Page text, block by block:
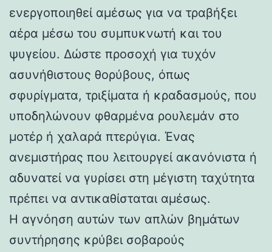
ενεργοποιηθεί αμέσως για να τραβήξει
αέρα μέσω του συμπυκνωτή και του
ψυγείου. Δώστε προσοχή για τυχόν
ασυνήθιστους θορύβους, όπως
σφυρίγματα, τριξίματα ή κραδασμούς, που
υποδηλώνουν φθαρμένα ρουλεμάν στο
μοτέρ ή χαλαρά πτερύγια. Ένας
ανεμιστήρας που λειτουργεί ακανόνιστα ή
αδυνατεί να γυρίσει στη μέγιστη ταχύτητα
πρέπει να αντικαθίσταται αμέσως.
Η αγνόηση αυτών των απλών βημάτων
συντήρησης κρύβει σοβαρούς